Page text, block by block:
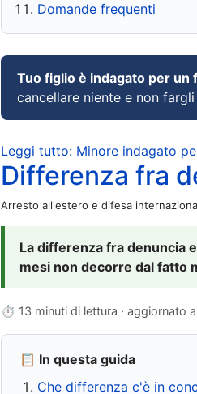
Domande frequenti
Tuo figlio è indagato per un
cancellare niente e non
Leggi tutto: Minore indagato
Differenza fra
Arresto all'estero e difesa
La differenza fra denuncia
mesi non decorre dal fatto
⏱ 13 minuti di lettura · aggiornato
📋 In questa guida
Che differenza c'è in